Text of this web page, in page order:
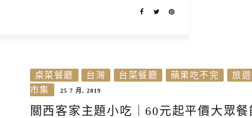
桌菜餐廳 台灣 台菜餐廳 蘋果吃不完
旅
市集
25 7 月, 2019
關西客家主題小吃｜60元起平價大眾